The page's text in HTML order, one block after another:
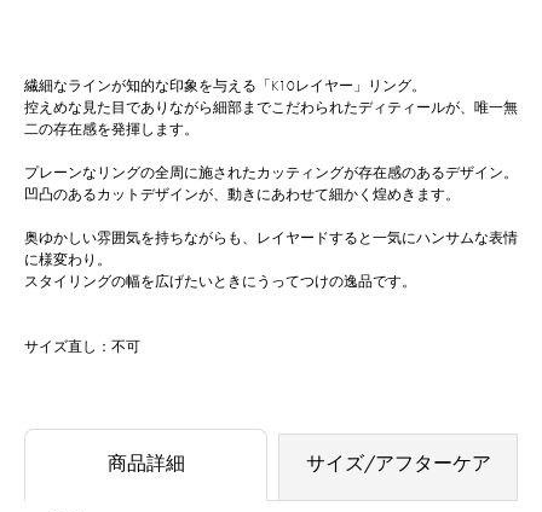
繊細なラインが知的な印象を与える「K10レイヤー」リング。
控えめな見た目でありながら細部までこだわられたディティールが、唯一無
二の存在感を発揮します。
プレーンなリングの全周に施されたカッティングが存在感のあるデザイン。
凹凸のあるカットデザインが、動きにあわせて細かく煌めきます。
奥ゆかしい雰囲気を持ちながらも、レイヤードすると一気にハンサムな表情
に様変わり。
スタイリングの幅を広げたいときにうってつけの逸品です。
サイズ直し：不可
商品詳細 サイズ/アフターケア